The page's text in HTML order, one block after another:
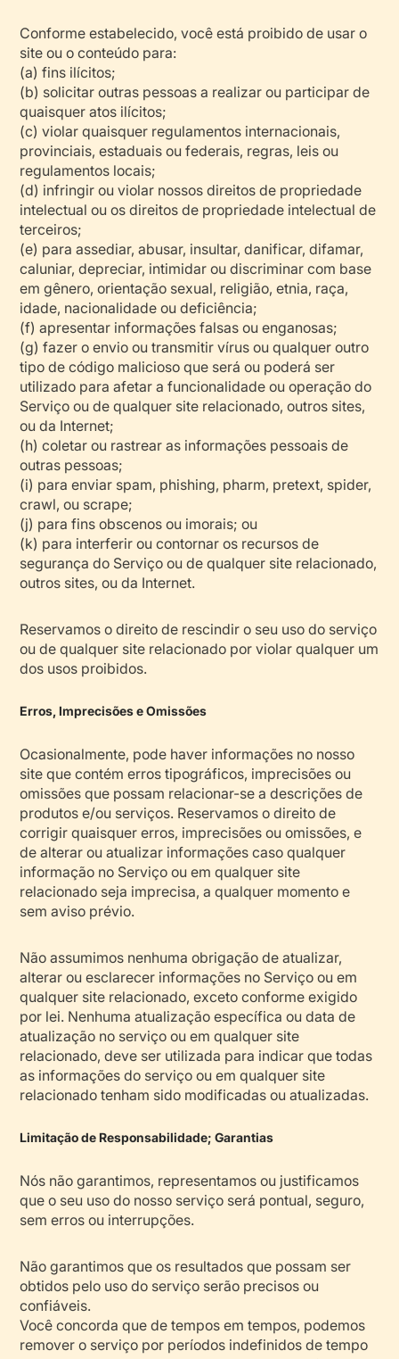
Conforme estabelecido, você está proibido de usar o
site ou o conteúdo para:
(a) fins ilícitos;
(b) solicitar outras pessoas a realizar ou participar de
quaisquer atos ilícitos;
(c) violar quaisquer regulamentos internacionais,
provinciais, estaduais ou federais, regras, leis ou
regulamentos locais;
(d) infringir ou violar nossos direitos de propriedade
intelectual ou os direitos de propriedade intelectual de
terceiros;
(e) para assediar, abusar, insultar, danificar, difamar,
caluniar, depreciar, intimidar ou discriminar com base
em gênero, orientação sexual, religião, etnia, raça,
idade, nacionalidade ou deficiência;
(f) apresentar informações falsas ou enganosas;
(g) fazer o envio ou transmitir vírus ou qualquer outro
tipo de código malicioso que será ou poderá ser
utilizado para afetar a funcionalidade ou operação do
Serviço ou de qualquer site relacionado, outros sites,
ou da Internet;
(h) coletar ou rastrear as informações pessoais de
outras pessoas;
(i) para enviar spam, phishing, pharm, pretext, spider,
crawl, ou scrape;
(j) para fins obscenos ou imorais; ou
(k) para interferir ou contornar os recursos de
segurança do Serviço ou de qualquer site relacionado,
outros sites, ou da Internet.
Reservamos o direito de rescindir o seu uso do serviço
ou de qualquer site relacionado por violar qualquer um
dos usos proibidos.
Erros, Imprecisões e Omissões
Ocasionalmente, pode haver informações no nosso
site que contém erros tipográficos, imprecisões ou
omissões que possam relacionar-se a descrições de
produtos e/ou serviços. Reservamos o direito de
corrigir quaisquer erros, imprecisões ou omissões, e
de alterar ou atualizar informações caso qualquer
informação no Serviço ou em qualquer site
relacionado seja imprecisa, a qualquer momento e
sem aviso prévio.
Não assumimos nenhuma obrigação de atualizar,
alterar ou esclarecer informações no Serviço ou em
qualquer site relacionado, exceto conforme exigido
por lei. Nenhuma atualização específica ou data de
atualização no serviço ou em qualquer site
relacionado, deve ser utilizada para indicar que todas
as informações do serviço ou em qualquer site
relacionado tenham sido modificadas ou atualizadas.
Limitação de Responsabilidade; Garantias
Nós não garantimos, representamos ou justificamos
que o seu uso do nosso serviço será pontual, seguro,
sem erros ou interrupções.
Não garantimos que os resultados que possam ser
obtidos pelo uso do serviço serão precisos ou
confiáveis.
Você concorda que de tempos em tempos, podemos
remover o serviço por períodos indefinidos de tempo